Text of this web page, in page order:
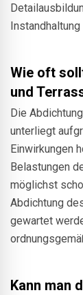
Wie oft
und
Die
unterliegt
Einwirkungen
Belastungen
möglichst
Abdichtung
gewartet
Kann man